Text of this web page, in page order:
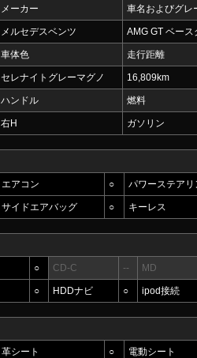
メーカー 車名およびグレ
メルセデスベンツ AMG GT ベース
車体色 走行距離
セレナイトグレーマグノ 16,809km
ハンドル 燃料
右H ガソリン
エアコン ○ パワーステアリ
サイドエアバッグ ○ キーレス
○ CD-C -- MD
○ HDDナビ ○ ipod接続
革シート ○ 電動シート